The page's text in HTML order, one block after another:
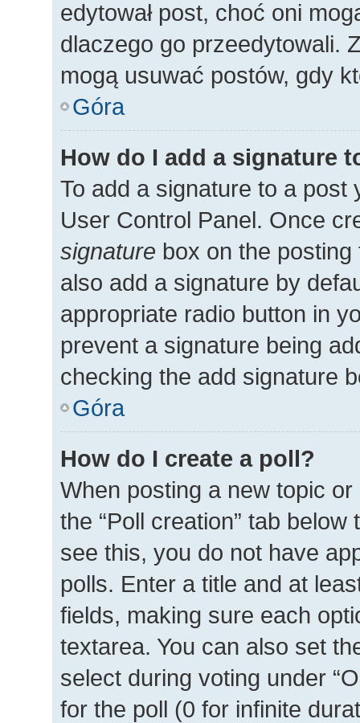
edytował post, choć oni
dlaczego go przeedytowali.
mogą usuwać postów, gdy
Góra
How do I add a signature
To add a signature to a
User Control Panel. Once
signature box on the
also add a signature by
appropriate radio button in
prevent a signature being
checking the add signature
Góra
How do I create a poll?
When posting a new topic
the “Poll creation” tab
see this, you do not have
polls. Enter a title and at
fields, making sure each
textarea. You can also set
select during voting under
for the poll (0 for infinite